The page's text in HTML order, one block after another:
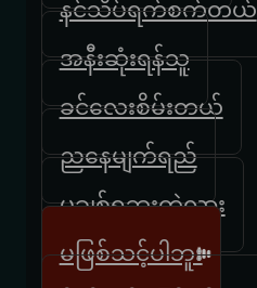
နင်သိပ်ရက်စက်တယ်
အနီးဆုံးရန်သူ
ခင်လေးစိမ်းတယ်
ညနေမျက်ရည်
မချစ်ရဘူးတဲ့လား
မဖြစ်သင့်ပါဘူး